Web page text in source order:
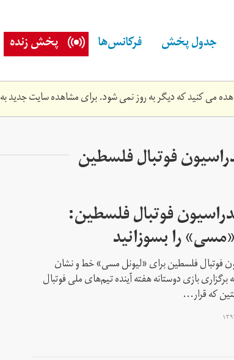
جدول پخش فرکانس‌ها پخش زنده
می کنید که دیگر به روز نمی شود. برای مشاهده سایت جدید به
فوتبال فلسطین
فوتبال فلسطین:
را بسوزانید
فوتبال فلسطین برای «لیونل مسی» خط و نشان
برگزاری بازی دوستانه هفته آینده تیم‌های ملی فوتبال
که قرار...